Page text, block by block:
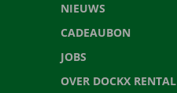
NIEUWS
CADEAUBON
JOBS
OVER DOCKX RENTAL